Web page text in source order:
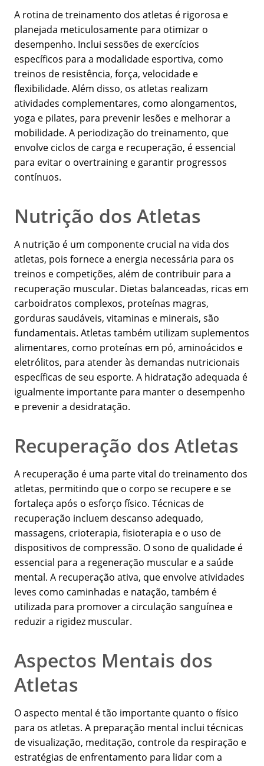
A rotina de treinamento dos atletas é rigorosa e
planejada meticulosamente para otimizar o
desempenho. Inclui sessões de exercícios
específicos para a modalidade esportiva, como
treinos de resistência, força, velocidade e
flexibilidade. Além disso, os atletas realizam
atividades complementares, como alongamentos,
yoga e pilates, para prevenir lesões e melhorar a
mobilidade. A periodização do treinamento, que
envolve ciclos de carga e recuperação, é essencial
para evitar o overtraining e garantir progressos
contínuos.
Nutrição dos Atletas
A nutrição é um componente crucial na vida dos
atletas, pois fornece a energia necessária para os
treinos e competições, além de contribuir para a
recuperação muscular. Dietas balanceadas, ricas em
carboidratos complexos, proteínas magras,
gorduras saudáveis, vitaminas e minerais, são
fundamentais. Atletas também utilizam suplementos
alimentares, como proteínas em pó, aminoácidos e
eletrólitos, para atender às demandas nutricionais
específicas de seu esporte. A hidratação adequada é
igualmente importante para manter o desempenho
e prevenir a desidratação.
Recuperação dos Atletas
A recuperação é uma parte vital do treinamento dos
atletas, permitindo que o corpo se recupere e se
fortaleça após o esforço físico. Técnicas de
recuperação incluem descanso adequado,
massagens, crioterapia, fisioterapia e o uso de
dispositivos de compressão. O sono de qualidade é
essencial para a regeneração muscular e a saúde
mental. A recuperação ativa, que envolve atividades
leves como caminhadas e natação, também é
utilizada para promover a circulação sanguínea e
reduzir a rigidez muscular.
Aspectos Mentais dos
Atletas
O aspecto mental é tão importante quanto o físico
para os atletas. A preparação mental inclui técnicas
de visualização, meditação, controle da respiração e
estratégias de enfrentamento para lidar com a